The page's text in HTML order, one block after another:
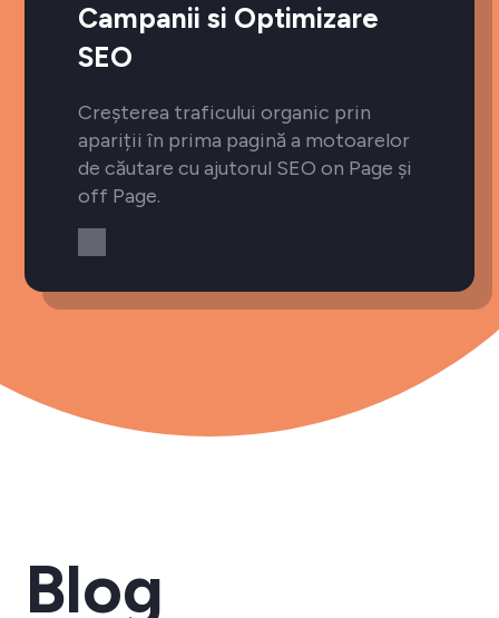
Campanii si Optimizare
SEO
Creșterea traficului organic prin
apariții în prima pagină a motoarelor
de căutare cu ajutorul SEO on Page și
off Page.
Blog